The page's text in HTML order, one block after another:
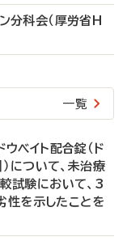
分科会（厚労省H
一覧
ベイト配合錠（ド
について、未治療
試験において、3
を示したことを